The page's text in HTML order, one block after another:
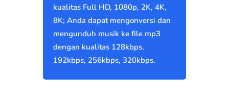
kualitas Full HD, 1080p, 2K, 4K,
8K; Anda dapat mengonversi dan
mengunduh musik ke file mp3
dengan kualitas 128kbps,
192kbps, 256kbps, 320kbps.